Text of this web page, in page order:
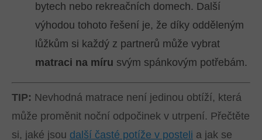
bytech nebo rekreačních domech. Další
výhodou tohoto řešení je, že díky odděleným
lůžkům si každý z partnerů může vybrat
matraci na míru svým spánkovým potřebám.
TIP: Nevhodná matrace není jedinou obtíží, která
může proměnit noční odpočinek v utrpení. Přečtěte
si, jaké jsou další časté potíže v posteli a jak se